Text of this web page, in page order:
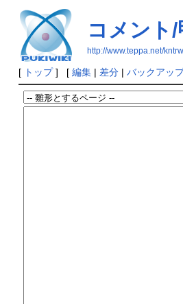
コメント/
http://www.teppa.net/
[ トップ] [ 編集| 差分| バックアッ